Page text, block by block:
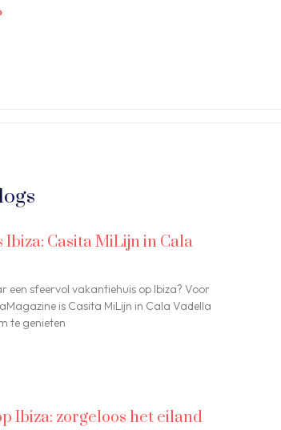
Casita MiLijn in Cala
een sfeervol vakantiehuis op Ibiza? Voor
is Casita MiLijn in Cala Vadella
te genieten
Ibiza: zorgeloos het eiland